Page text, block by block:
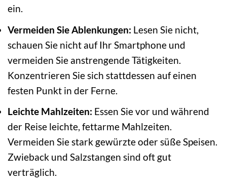
ein.
Vermeiden Sie Ablenkungen: Lesen Sie nicht,
schauen Sie nicht auf Ihr Smartphone und
vermeiden Sie anstrengende Tätigkeiten.
Konzentrieren Sie sich stattdessen auf einen
festen Punkt in der Ferne.
Leichte Mahlzeiten: Essen Sie vor und während
der Reise leichte, fettarme Mahlzeiten.
Vermeiden Sie stark gewürzte oder süße Speisen.
Zwieback und Salzstangen sind oft gut
verträglich.